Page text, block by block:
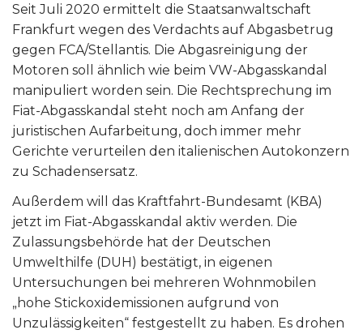
Seit Juli 2020 ermittelt die Staatsanwaltschaft
Frankfurt wegen des Verdachts auf Abgasbetrug
gegen FCA/Stellantis. Die Abgasreinigung der
Motoren soll ähnlich wie beim VW-Abgasskandal
manipuliert worden sein. Die Rechtsprechung im
Fiat-Abgasskandal steht noch am Anfang der
juristischen Aufarbeitung, doch immer mehr
Gerichte verurteilen den italienischen Autokonzern
zu Schadensersatz.
Außerdem will das Kraftfahrt-Bundesamt (KBA)
jetzt im Fiat-Abgasskandal aktiv werden. Die
Zulassungsbehörde hat der Deutschen
Umwelthilfe (DUH) bestätigt, in eigenen
Untersuchungen bei mehreren Wohnmobilen
„hohe Stickoxidemissionen aufgrund von
Unzulässigkeiten“ festgestellt zu haben. Es drohen